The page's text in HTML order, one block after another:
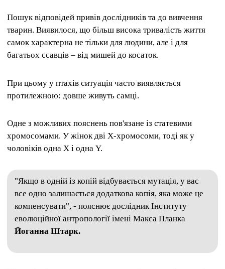
Пошук відповідей привів дослідників та до вивчення
тварин. Виявилося, що більш висока тривалість життя
самок характерна не тільки для людини, але і для
багатьох ссавців – від мишей до косаток.
При цьому у птахів ситуація часто виявляється
протилежною: довше живуть самці.
Одне з можливих пояснень пов'язане із статевими
хромосомами. У жінок дві Х-хромосоми, тоді як у
чоловіків одна Х і одна Y.
"Якщо в одній із копій відбувається мутація, у вас
все одно залишається додаткова копія, яка може це
компенсувати", - пояснює дослідник Інституту
еволюційної антропології імені Макса Планка
Йоганна Штарк.